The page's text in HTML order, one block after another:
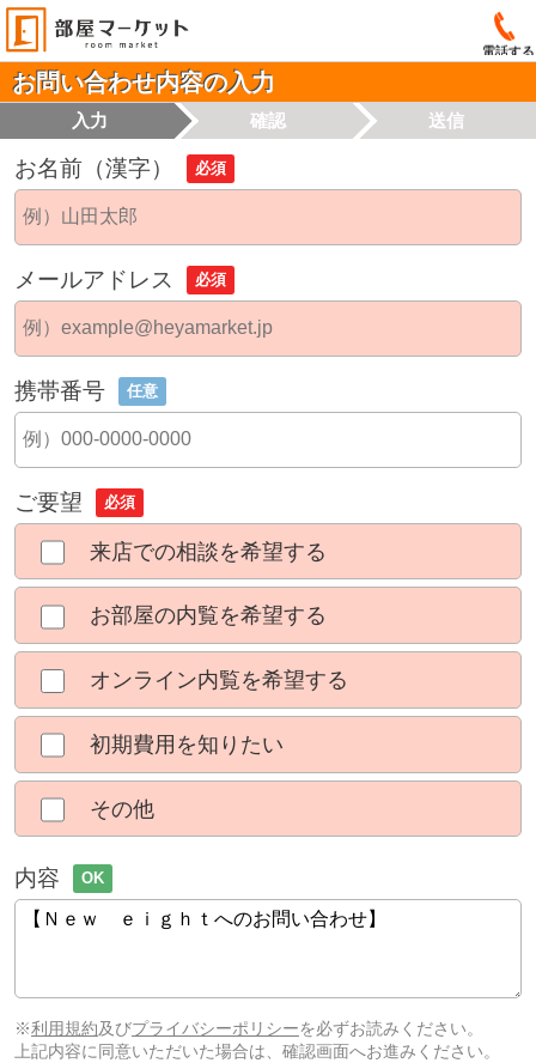
電話する
お問い合わせ内容の入力
入力 確認 送信
お名前（漢字） 必須
メールアドレス 必須
携帯番号 任意
ご要望 必須
来店での相談を希望する
お部屋の内覧を希望する
オンライン内覧を希望する
初期費用を知りたい
その他
内容 OK
※利用規約及びプライバシーポリシーを必ずお読みください。
上記内容に同意いただいた場合は、確認画面へお進みください。